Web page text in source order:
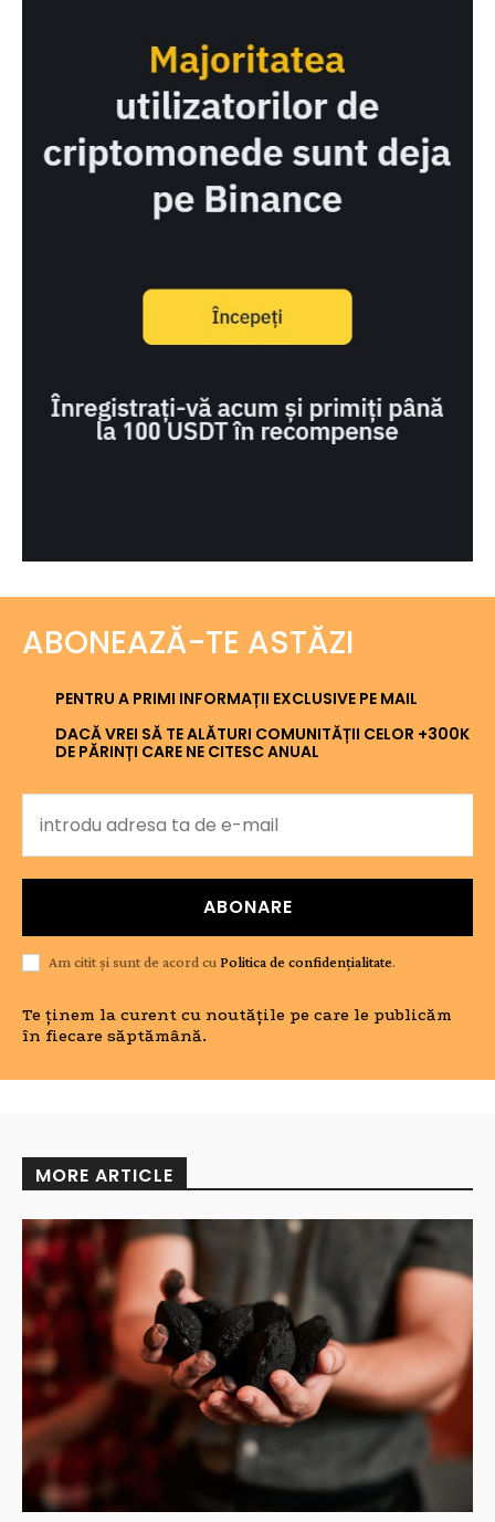
ABONEAZĂ-TE ASTĂZI
PENTRU A PRIMI INFORMAȚII EXCLUSIVE PE MAIL
DACĂ VREI SĂ TE ALĂTURI COMUNITĂȚII CELOR +300K
DE PĂRINȚI CARE NE CITESC ANUAL
ABONARE
Am citit și sunt de acord cu Politica de confidențialitate.
Te ținem la curent cu noutățile pe care le publicăm
în fiecare săptămână.
MORE ARTICLE